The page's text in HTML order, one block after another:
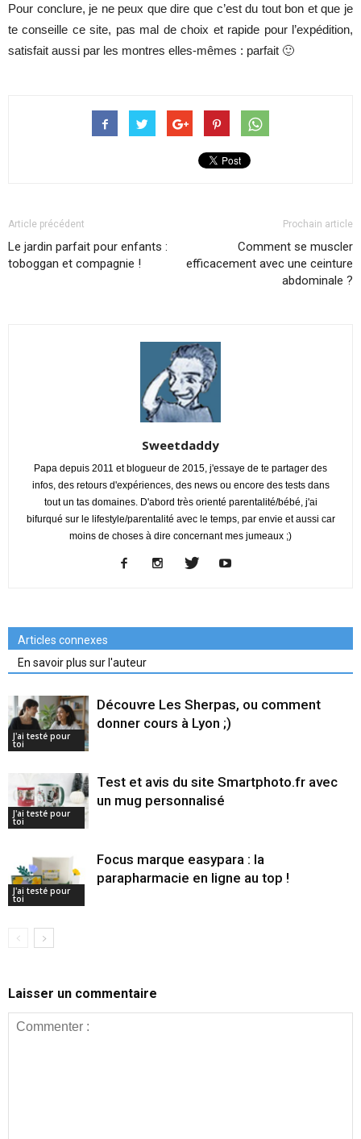
Pour conclure, je ne peux que dire que c’est du tout bon et que je
te conseille ce site, pas mal de choix et rapide pour l’expédition,
satisfait aussi par les montres elles-mêmes : parfait 🙂
Article précédent
Le jardin parfait pour enfants :
toboggan et compagnie !
Prochain article
Comment se muscler
efficacement avec une ceinture
abdominale ?
Sweetdaddy
Papa depuis 2011 et blogueur de 2015, j'essaye de te partager des
infos, des retours d'expériences, des news ou encore des tests dans
tout un tas domaines. D'abord très orienté parentalité/bébé, j'ai
bifurqué sur le lifestyle/parentalité avec le temps, par envie et aussi car
moins de choses à dire concernant mes jumeaux ;)
Articles connexes
En savoir plus sur l'auteur
J'ai testé pour
toi
Découvre Les Sherpas, ou comment
donner cours à Lyon ;)
J'ai testé pour
toi
Test et avis du site Smartphoto.fr avec
un mug personnalisé
J'ai testé pour
toi
Focus marque easypara : la
parapharmacie en ligne au top !
Laisser un commentaire